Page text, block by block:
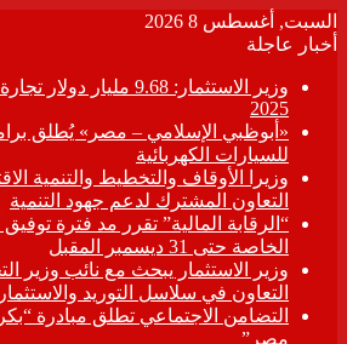
السبت, أغسطس 8 2026
أخبار عاجلة
وزير الاستثمار: 9.68
2025
«أبوظبي الإسلامي – مصر» يُطلق
للسيارات الكهربائية
وزيرا الأوقاف والتخطيط والتنمية
التعاون المشترك لدعم جهود التنمية
“الرقابة المالية” تقرر مد فترة
الخاصة حتى 31 ديسمبر المقبل
وزير الاستثمار يبحث مع نائب وزير
التعاون في سلاسل التوريد
التضامن الاجتماعي تطلق مبادرة
مصر”